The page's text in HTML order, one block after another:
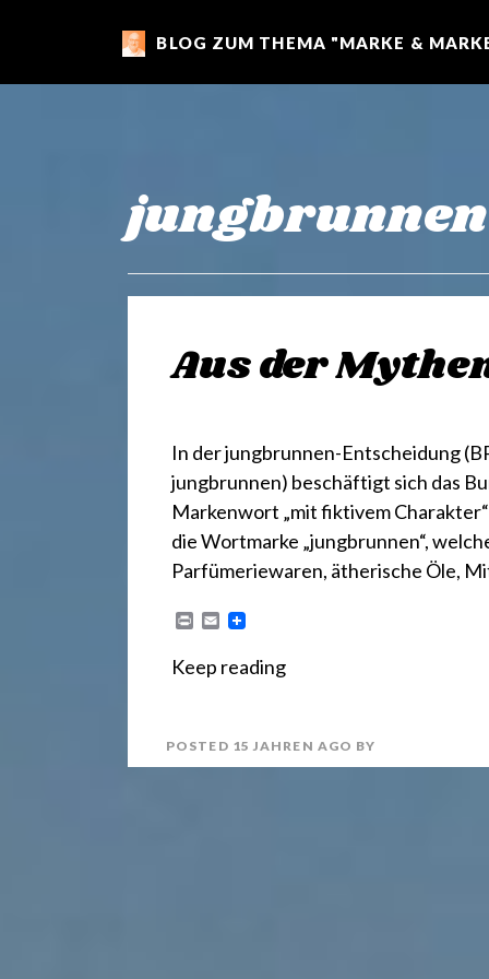
m
r
k
t
BLOG ZUM THEMA "MARKE &
jungbrunnen
Aus der
In der jungbrunnen-Entscheidung
jungbrunnen) beschäftigt sich das
Markenwort „mit fiktivem
die Wortmarke „jungbrunnen“,
Parfümeriewaren, ätherische Öle,
n
E
i
Keep reading
POSTED 15 JAHREN AGO BY